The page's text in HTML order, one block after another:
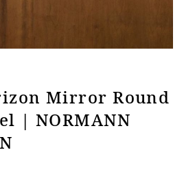
Mirror Round
| NORMANN